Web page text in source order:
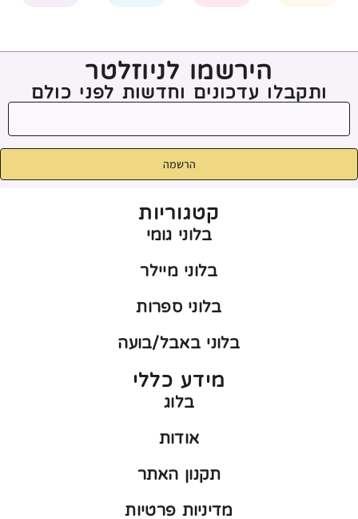
הירשמו לניוזלטר
ותקבלו עדכונים וחדשות לפני כולם
הרשמה
קטגוריות
בלוני גומי
בלוני מיילר
בלוני ספרות
בלוני באבל/בועה
מידע כללי
בלוג
אודות
תקנון האתר
מדיניות פרטיות